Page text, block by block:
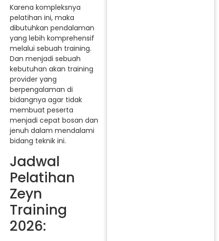
Karena kompleksnya
pelatihan ini, maka
dibutuhkan pendalaman
yang lebih komprehensif
melalui sebuah training.
Dan menjadi sebuah
kebutuhan akan training
provider yang
berpengalaman di
bidangnya agar tidak
membuat peserta
menjadi cepat bosan dan
jenuh dalam mendalami
bidang teknik ini.
Jadwal
Pelatihan
Zeyn
Training
2026: